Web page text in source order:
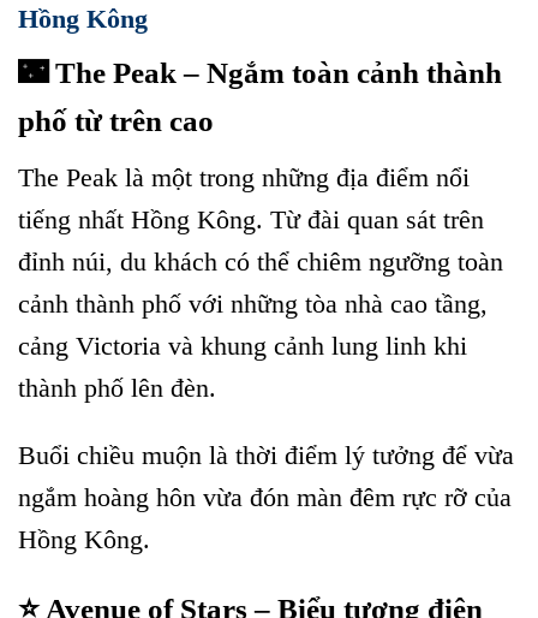
Hồng Kông
🌃 The Peak – Ngắm toàn cảnh thành
phố từ trên cao
The Peak là một trong những địa điểm nổi
tiếng nhất Hồng Kông. Từ đài quan sát trên
đỉnh núi, du khách có thể chiêm ngưỡng toàn
cảnh thành phố với những tòa nhà cao tầng,
cảng Victoria và khung cảnh lung linh khi
thành phố lên đèn.
Buổi chiều muộn là thời điểm lý tưởng để vừa
ngắm hoàng hôn vừa đón màn đêm rực rỡ của
Hồng Kông.
⭐ Avenue of Stars – Biểu tượng điện